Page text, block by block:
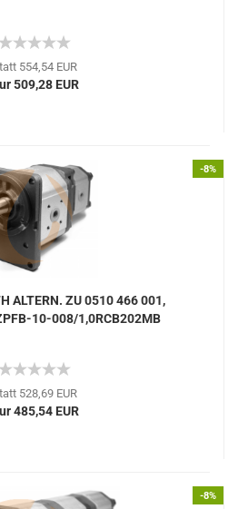
554,54 EUR
509,28 EUR
-8%
ALTERN. ZU 0510 466 001,
10-008/1,0RCB202MB
528,69 EUR
485,54 EUR
-8%